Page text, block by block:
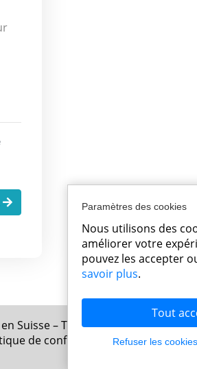
Suisse – Tous droits réservés
de confidentialité
Paramètres des cookies
Nous utilisons des
améliorer votre
pouvez les accepter
savoir plus.
Tout
Refuser les